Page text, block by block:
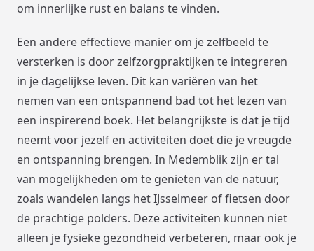
om innerlijke rust en balans te vinden.
Een andere effectieve manier om je zelfbeeld te
versterken is door zelfzorgpraktijken te integreren
in je dagelijkse leven. Dit kan variëren van het
nemen van een ontspannend bad tot het lezen van
een inspirerend boek. Het belangrijkste is dat je tijd
neemt voor jezelf en activiteiten doet die je vreugde
en ontspanning brengen. In Medemblik zijn er tal
van mogelijkheden om te genieten van de natuur,
zoals wandelen langs het IJsselmeer of fietsen door
de prachtige polders. Deze activiteiten kunnen niet
alleen je fysieke gezondheid verbeteren, maar ook je